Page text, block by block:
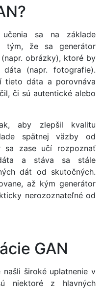
sa na základe
tým, že sa generátor
obrázky), ktoré by
(napr. fotografie).
tieto dáta a porovnáva
či sú autentické alebo
aby zlepšil kvalitu
spätnej väzby od
sa zase učí rozpoznať
a stáva sa stále
dát od skutočných.
až kým generátor
nerozoznateľné od
GAN
našli široké uplatnenie v
niektoré z hlavných